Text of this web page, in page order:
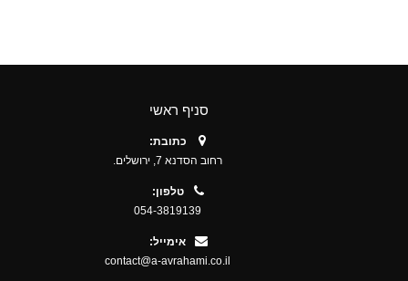
סניף ראשי
כתובת:
רחוב הסדנא 7, ירושלים.
טלפון:
054-3819139
אימייל:
contact@a-avrahami.co.il